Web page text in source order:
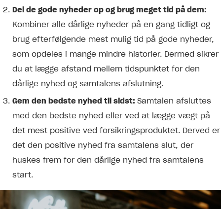
Del de gode nyheder op og brug meget tid på dem:
Kombiner alle dårlige nyheder på en gang tidligt og
brug efterfølgende mest mulig tid på gode nyheder,
som opdeles i mange mindre historier. Dermed sikrer
du at lægge afstand mellem tidspunktet for den
dårlige nyhed og samtalens afslutning.
Gem den bedste nyhed til sidst: Samtalen afsluttes
med den bedste nyhed eller ved at lægge vægt på
det mest positive ved forsikringsproduktet. Derved er
det den positive nyhed fra samtalens slut, der
huskes frem for den dårlige nyhed fra samtalens
start.